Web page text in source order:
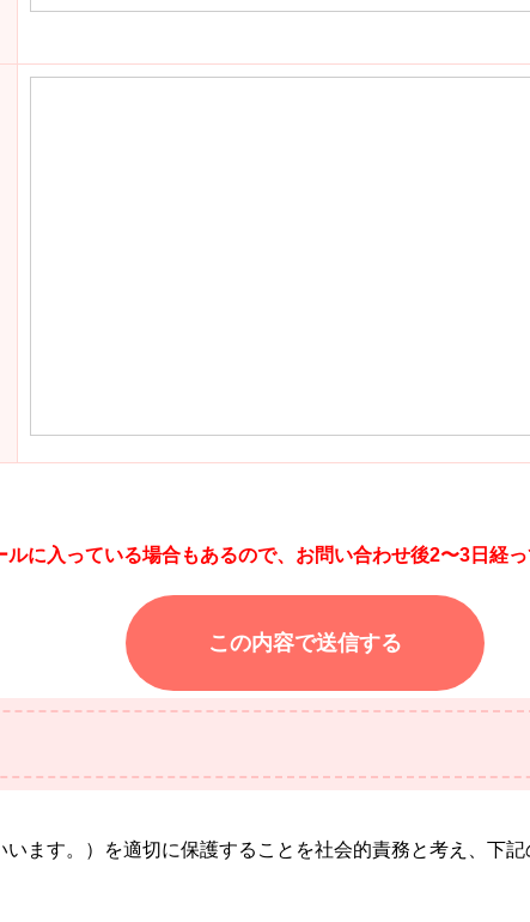
に入っている場合もあるので、お問い合わせ後2〜3日経
ます。）を適切に保護することを社会的責務と考え、下